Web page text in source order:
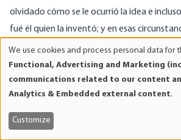
olvidado cómo se le ocurrió la idea e
fué él quien la inventó; y en esas
interesante de todas es que nunca se sabe
la presión que sobre él ejerce esa idea.
Por esas razones, me parece que la tarea de
buena sino también extremadamente
especial en el momento presente, cuando
realizando. Si yo fuera joven y llevara idea
and
cookies
We use cookies and process personal data for
Functional, Advertising and Marketing
communications related to our content
Analytics & Embedded external content.
Customize